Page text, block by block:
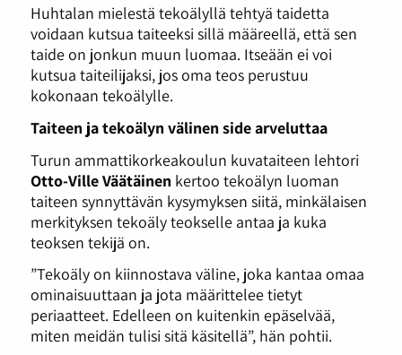
Huhtalan mielestä tekoälyllä tehtyä taidetta
voidaan kutsua taiteeksi sillä määreellä, että sen
taide on jonkun muun luomaa. Itseään ei voi
kutsua taiteilijaksi, jos oma teos perustuu
kokonaan tekoälylle.
Taiteen ja tekoälyn välinen side arveluttaa
Turun ammattikorkeakoulun kuvataiteen lehtori
Otto-Ville Väätäinenkertoo tekoälyn luoman
taiteen synnyttävän kysymyksen siitä, minkälaisen
merkityksen tekoäly teokselle antaa ja kuka
teoksen tekijä on.
”Tekoäly on kiinnostava väline, joka kantaa omaa
ominaisuuttaan ja jota määrittelee tietyt
periaatteet. Edelleen on kuitenkin epäselvää,
miten meidän tulisi sitä käsitellä”, hän pohtii.